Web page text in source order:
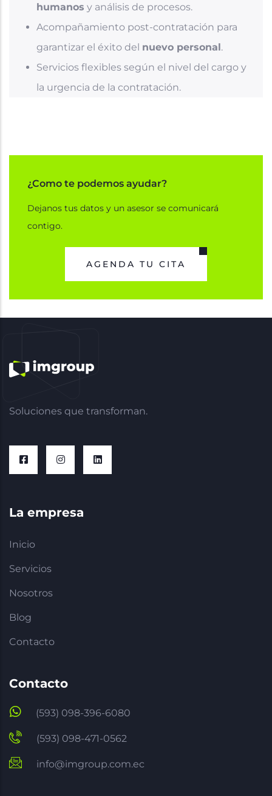
humanos y análisis de procesos.
Acompañamiento post-contratación para
garantizar el éxito del nuevo personal.
Servicios flexibles según el nivel del cargo y
la urgencia de la contratación.
¿Como te podemos ayudar?
Dejanos tus datos y un asesor se comunicará
contigo.
AGENDA TU CITA
Soluciones que transforman.
La empresa
Inicio
Servicios
Nosotros
Blog
Contacto
Contacto
(593) 098-396-6080
(593) 098-471-0562
info@imgroup.com.ec